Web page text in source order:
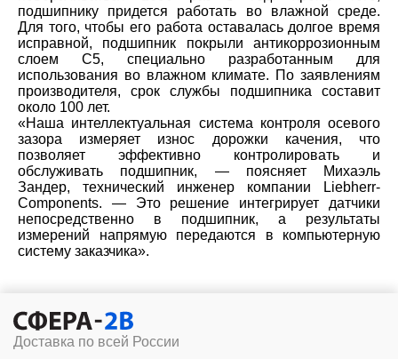
подшипнику придется работать во влажной среде.
Для того, чтобы его работа оставалась долгое время
исправной, подшипник покрыли антикоррозионным
слоем C5, специально разработанным для
использования во влажном климате. По заявлениям
производителя, срок службы подшипника составит
около 100 лет.
«Наша интеллектуальная система контроля осевого
зазора измеряет износ дорожки качения, что
позволяет эффективно контролировать и
обслуживать подшипник, — поясняет Михаэль
Зандер, технический инженер компании Liebherr-
Components. — Это решение интегрирует датчики
непосредственно в подшипник, а результаты
измерений напрямую передаются в компьютерную
систему заказчика».
Доставка по всей России